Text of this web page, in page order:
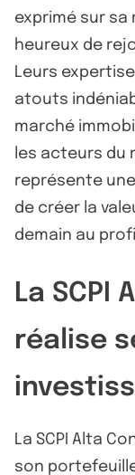
exprimé sur sa
heureux de
Leurs
atouts
marché
les acteurs du
représente
de créer la
demain au
La SCPI
réalise
La SCPI Alta
son